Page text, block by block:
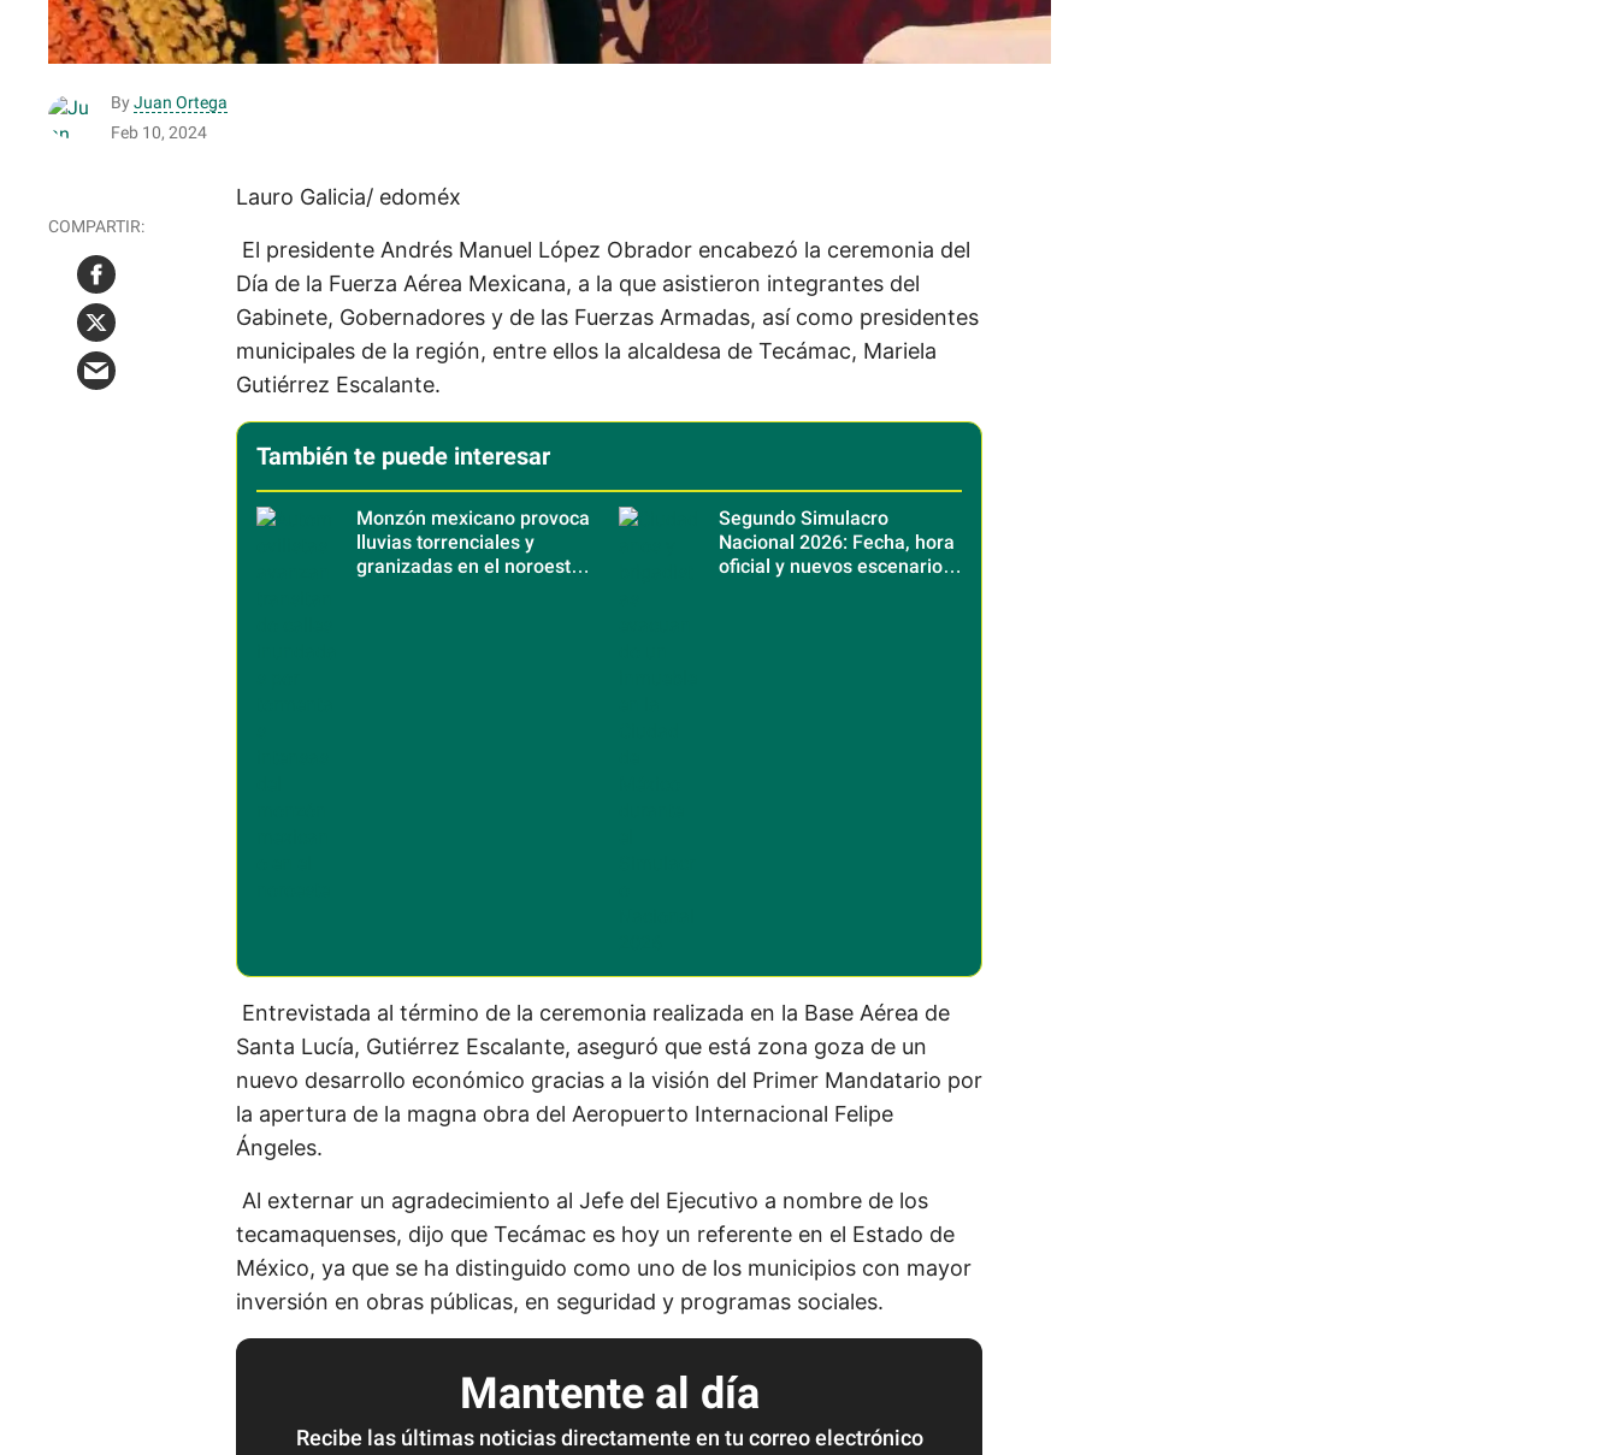
By Juan Ortega
Feb 10, 2024
Lauro Galicia/ edoméx
El presidente Andrés Manuel López Obrador encabezó la ceremonia del
Día de la Fuerza Aérea Mexicana, a la que asistieron integrantes del
Gabinete, Gobernadores y de las Fuerzas Armadas, así como presidentes
municipales de la región, entre ellos la alcaldesa de Tecámac, Mariela
Gutiérrez Escalante.
También te puede interesar
Monzón mexicano provoca
lluvias torrenciales y
granizadas en el noroeste
Segundo Simulacro
Nacional 2026: Fecha, hora
oficial y nuevos escenarios
Entrevistada al término de la ceremonia realizada en la Base Aérea de
Santa Lucía, Gutiérrez Escalante, aseguró que está zona goza de un
nuevo desarrollo económico gracias a la visión del Primer Mandatario por
la apertura de la magna obra del Aeropuerto Internacional Felipe
Ángeles.
Al externar un agradecimiento al Jefe del Ejecutivo a nombre de los
tecamaquenses, dijo que Tecámac es hoy un referente en el Estado de
México, ya que se ha distinguido como uno de los municipios con mayor
inversión en obras públicas, en seguridad y programas sociales.
Mantente al día
Recibe las últimas noticias directamente en tu correo electrónico